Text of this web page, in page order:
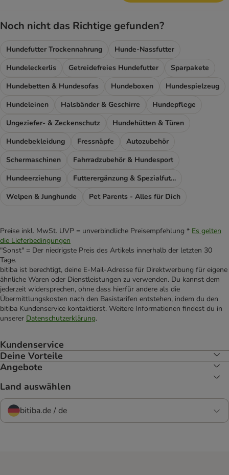
Noch nicht das Richtige gefunden?
Hundefutter Trockennahrung
Hunde-Nassfutter
Hundeleckerlis
Getreidefreies Hundefutter
Sparpakete
Hundebetten & Hundesofas
Hundeboxen
Hundespielzeug
Hundeleinen
Halsbänder & Geschirre
Hundepflege
Ungeziefer- & Zeckenschutz
Hundehütten & Türen
Hundebekleidung
Fressnäpfe
Autozubehör
Schermaschinen
Fahrradzubehör & Hundesport
Hundeerziehung
Futterergänzung & Spezialfutter
Welpen & Junghunde
Pet Parents - Alles für Dich
Preise inkl. MwSt. UVP = unverbindliche Preisempfehlung * Es gelten
die Lieferbedingungen
"Sonst" = Der niedrigste Preis des Artikels innerhalb der letzten 30
Tage.
bitiba ist berechtigt, deine E-Mail-Adresse für Direktwerbung für eigene
ähnliche Waren oder Dienstleistungen zu verwenden. Du kannst dem
jederzeit widersprechen, ohne dass hierfür andere als die
Übermittlungskosten nach den Basistarifen entstehen, indem du den
bitiba Kundenservice kontaktierst. Weitere Informationen findest du in
unserer Datenschutzerklärung.
Kundenservice
Deine Vorteile
Angebote
Land auswählen
bitiba.de / de